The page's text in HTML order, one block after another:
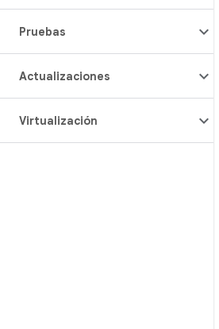
Pruebas
Actualizaciones
Virtualización